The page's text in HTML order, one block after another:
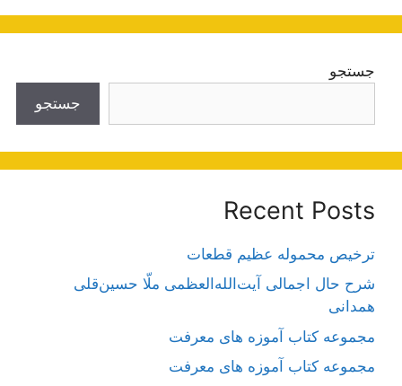
جستجو
جستجو
Recent Posts
ترخیص محموله عظیم قطعات
شرح حال اجمالی آیت‌الله‌العظمی ملّا حسین‌قلی
همدانی
مجموعه کتاب آموزه های معرفت
مجموعه کتاب آموزه های معرفت